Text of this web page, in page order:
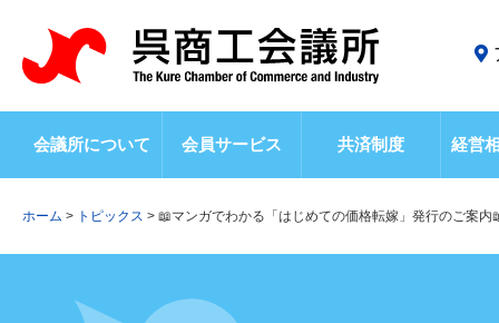
会議所について 会員サービス 共済制度 経営
ホーム > トピックス > 📖マンガでわかる「はじめての価格転嫁」発行のご案内